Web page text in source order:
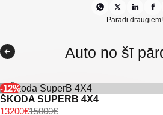
Citas ekstras
Parādi draugiem!
Auto no šī
-12%
ŠKODA SUPERB 4X4
15000€
13200€